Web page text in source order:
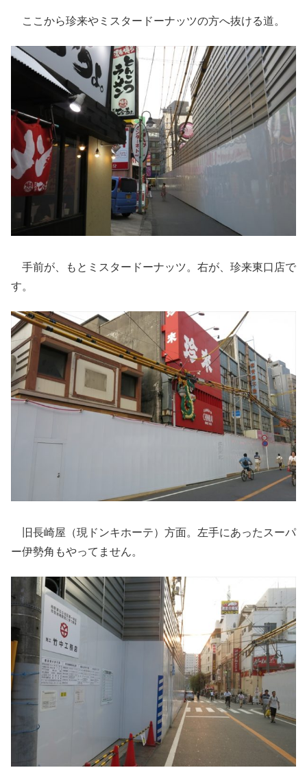
ここから珍来やミスタードーナッツの方へ抜ける道。
手前が、もとミスタードーナッツ。右が、珍来東口店で
す。
旧長崎屋（現ドンキホーテ）方面。左手にあったスーパ
ー伊勢角もやってません。